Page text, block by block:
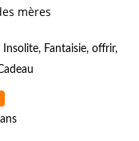
mères
Insolite, Fantaisie, offrir,